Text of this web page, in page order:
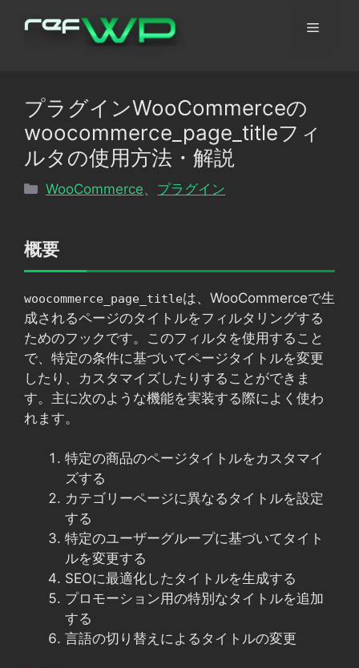
メ
プラグインWooCommerceの
woocommerce_page_titleフィ
ルタの使用方法・解説
カ
リ
WooCommerce プラグイン
概要
woocommerce_page_titleは、WooCommerceで生
成されるページのタイトルをフィルタリングする
ためのフックです。このフィルタを使用すること
で、特定の条件に基づいてページタイトルを変更
したり、カスタマイズしたりすることができま
す。主に次のような機能を実装する際によく使わ
れます。
特定の商品のページタイトルをカスタマイ
ズする
カテゴリーページに異なるタイトルを設定
する
特定のユーザーグループに基づいてタイト
ルを変更する
SEOに最適化したタイトルを生成する
プロモーション用の特別なタイトルを追加
する
言語の切り替えによるタイトルの変更